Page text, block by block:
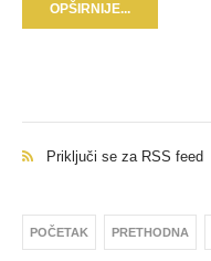
OPŠIRNIJE...
Priključi se za RSS feed
POČETAK PRETHODNA